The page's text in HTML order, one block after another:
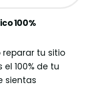
100%
reparar tu sitio
100% de tu
sientas